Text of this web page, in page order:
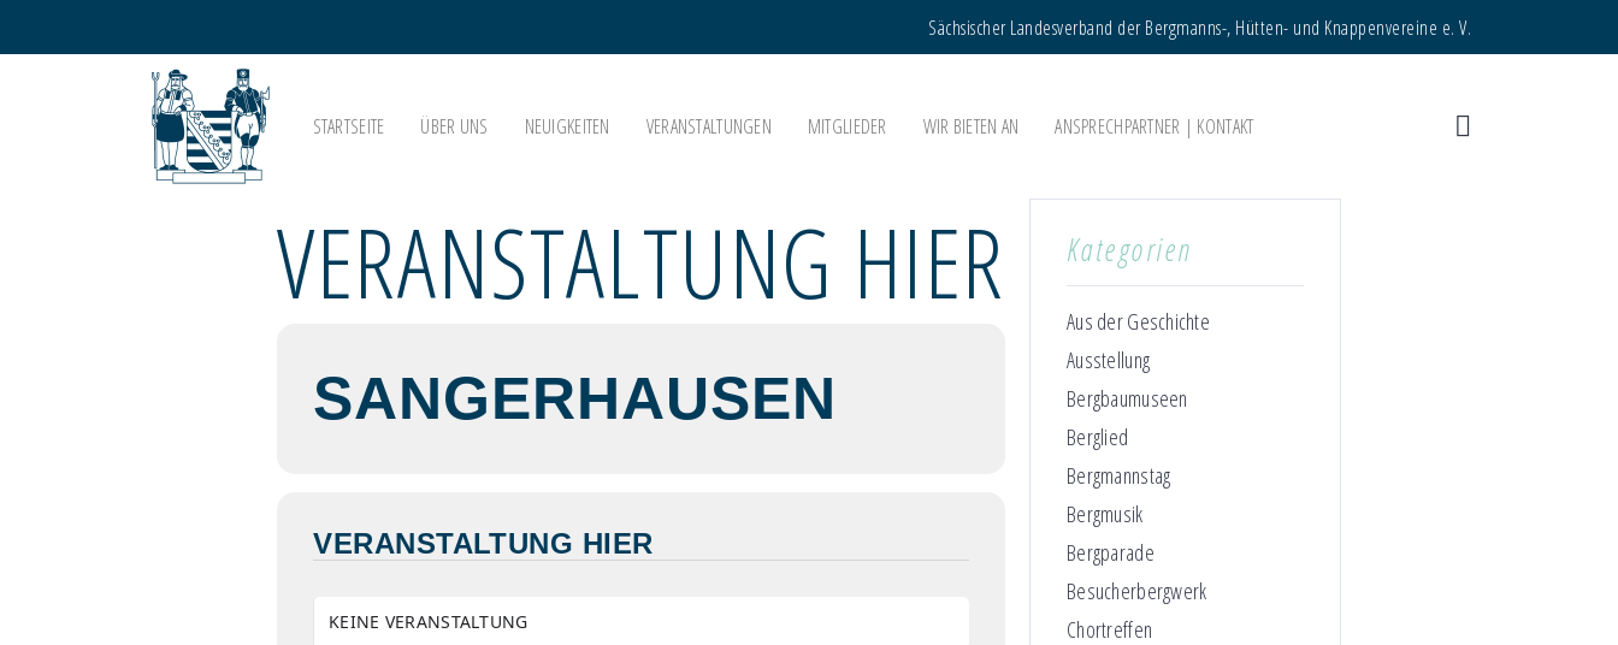
Sächsischer Landesverband der Bergmanns-, Hütten- und Knappenvereine e. V.
STARTSEITE ÜBER UNS NEUIGKEITEN VERANSTALTUNGEN MITGLIEDER WIR BIETEN AN ANSPRECHPARTNER | KONTAKT
VERANSTALTUNG HIER
SANGERHAUSEN
VERANSTALTUNG HIER
KEINE VERANSTALTUNG
Kategorien
Aus der Geschichte
Ausstellung
Bergbaumuseen
Berglied
Bergmannstag
Bergmusik
Bergparade
Besucherbergwerk
Chortreffen